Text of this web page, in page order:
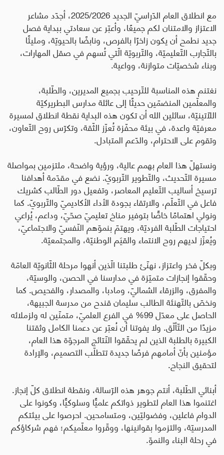
مع انطلاق العام الدّراسيّ الجديد2025/2026، أجدّد مشاعر
الاعتزاز والامتنان لكم جميعًا، وأعبّر عن سعادتي ببداية فصل
جديد نطمح أن يكون زاخرًا بالفرص، ونابضًا بالحيويّة، ومليئًا
بالتّجارب التّعليميّة، والتّربويّة الّتي تُسهم في صقل المهارات،
وبناء شخصيّات متوازنة، وواعية.
نغتنم هذه المناسبة للتّرحيب بجميع المديرين، والطّلبة،
والمعلّمين المنضمّين حديثًا إلى عائلة مدارس البطريركيّة
اللّاتينيّة، سائلين الله أن تكون هذه البداية نقطة انطلاق لمسيرة
معرفيّة واعدة، في بيئة محفّزة تُعزّز الثّقة، وتكرّس روح التّعاون،
وتقوم على الاحترام، والدّعم المتبادل.
ونستهلّ هذا العام بهمم عالية، ورؤية واضحة، ملتزمين بمواصلة
مسيرة التّحديث، والتّطوير التّربويّ. نضع في مقدّمة أهدافنا
ترسيخ أساليب التّعليم المعاصر، وتفعيل دور الطّالب كشريك
فاعل في التّعلّم، والارتقاء بجودة الأداء الأكاديميّ والتّربويّ. كما
ونولي اهتمامًا خاصًّا بتوفير مناخ تعليميّ صحّيّ، وداعم، يُراعي
احتياجات الطّلبة الفرديّة، ويهتمّ بنموّهم النّفسيّ والاجتماعيّ،
ويُعزّز لديهم روح الانتماء والقيَم الوطنيّة، والمجتمعيّة.
وبكلّ فخر واعتزاز، نهنّئ طلبتنا الّذين أنهوا مرحلة الثّانويّة العامّة
وحقّقوا إنجازات متميّزة في مدارسنا في الحصن، والوسيّة،
والمفرق، والزرقاء الشماليّ، ومادبا، والمصدار، والفحيص. كما
ونخصّ بالتّهنئة الطالب سليمان قندح من مدرسة الجبيهة،
الحاصل على معدّل99% في الفرع العلميّ، متمنّين له ولزملائه
مزيدًا من التّألّق. ولا يفوتنا أن نُعبّر عن دعمنا الكامل وثقتنا
الكبيرة بالطلبة الذين لم يحقّقوا النّتائج المرجوّة هذا العام،
مؤمنين بأنّ أمامهم فرصًا جديدة تتطلّب التصميم، والإرادة
لتحقيق النجاح.
أبنائي الطّلبة، أنتم جوهر هذه الرّسالة، ونقطة انطلاق كلّ إنجاز.
اغتنموا هذا العام لتطوير ذواتكم علميًّا وسلوكيًّا، وكونوا على
الدوام فاعلين، وفضوليّين، ومتسامحين. احرصوا على بيئتكم
المدرسيّة، والتزموا بقوانينها، ووقّروا معلّميكم؛ فهم شركاؤكم
في رحلة البناء والنموّ.